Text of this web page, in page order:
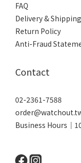
FAQ
Delivery & Shipping
Return Policy
Anti-Fraud
Contact
02-2361-7588
Business Hours｜